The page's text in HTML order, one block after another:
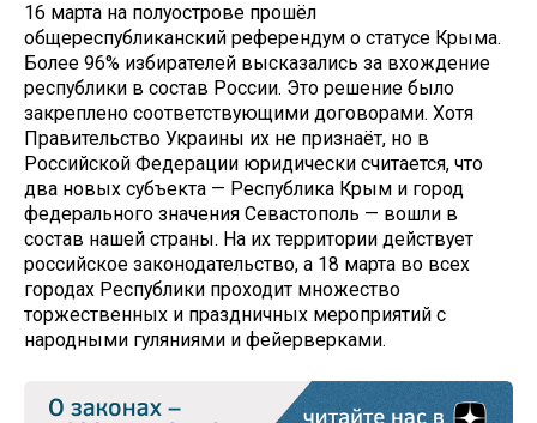
16 марта на полуострове прошёл
общереспубликанский референдум о статусе Крыма.
Более 96% избирателей высказались за вхождение
республики в состав России. Это решение было
закреплено соответствующими договорами. Хотя
Правительство Украины их не признаёт, но в
Российской Федерации юридически считается, что
два новых субъекта — Республика Крым и город
федерального значения Севастополь — вошли в
состав нашей страны. На их территории действует
российское законодательство, а 18 марта во всех
городах Республики проходит множество
торжественных и праздничных мероприятий с
народными гуляниями и фейерверками.